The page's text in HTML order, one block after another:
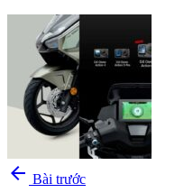
arrow_back Bài trước